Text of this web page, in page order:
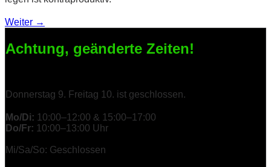
Weiter →
Achtung, geänderte Zeiten!
Donnerstag 9. Freitag 10. ist geschlossen.
Mo/Di: 10:00–12:00 & 15:00–17:00
Do/Fr: 10:00–13:00 Uhr
Mi/Sa/So: Geschlossen